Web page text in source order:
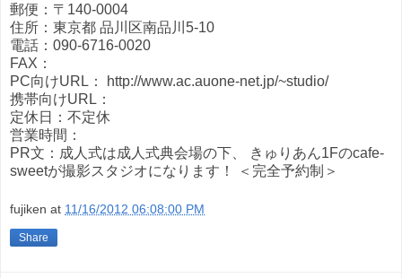
郵便：〒140-0004
住所：東京都 品川区南品川5-10
電話：090-6716-0020
FAX：
PC向けURL： http://www.ac.auone-net.jp/~studio/
携帯向けURL：
定休日：不定休
営業時間：
PR文：成人式は成人式典会場の下、 きゅりあん1Fのcafe-
sweetが撮影スタジオになります！ ＜完全予約制＞
fujiken at 11/16/2012 06:08:00 PM
Share